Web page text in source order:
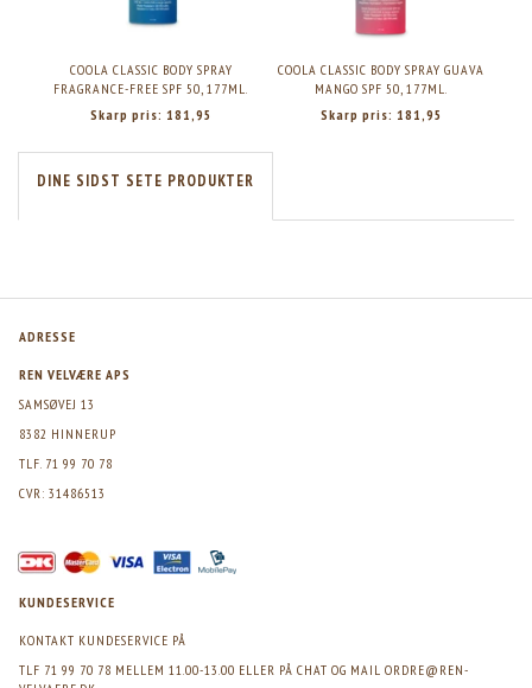
COOLA CLASSIC BODY SPRAY
FRAGRANCE-FREE SPF 50, 177ML.
Skarp pris: 181,95
COOLA CLASSIC BODY SPRAY GUAVA
MANGO SPF 50, 177ML.
Skarp pris: 181,95
DINE SIDST SETE PRODUKTER
ADRESSE
REN VELVÆRE APS
SAMSØVEJ 13
8382 HINNERUP
TLF. 71 99 70 78
CVR: 31486513
KUNDESERVICE
KONTAKT KUNDESERVICE PÅ
TLF 71 99 70 78 MELLEM 11.00-13.00 ELLER PÅ CHAT OG MAIL ORDRE@REN-